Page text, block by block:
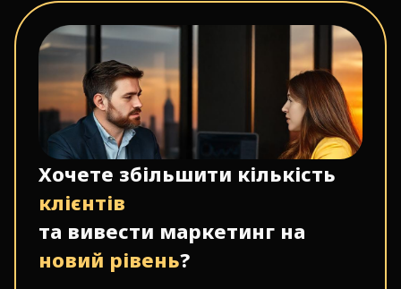
Хочете збільшити кількість
клієнтів
та вивести маркетинг на
новий рівень?